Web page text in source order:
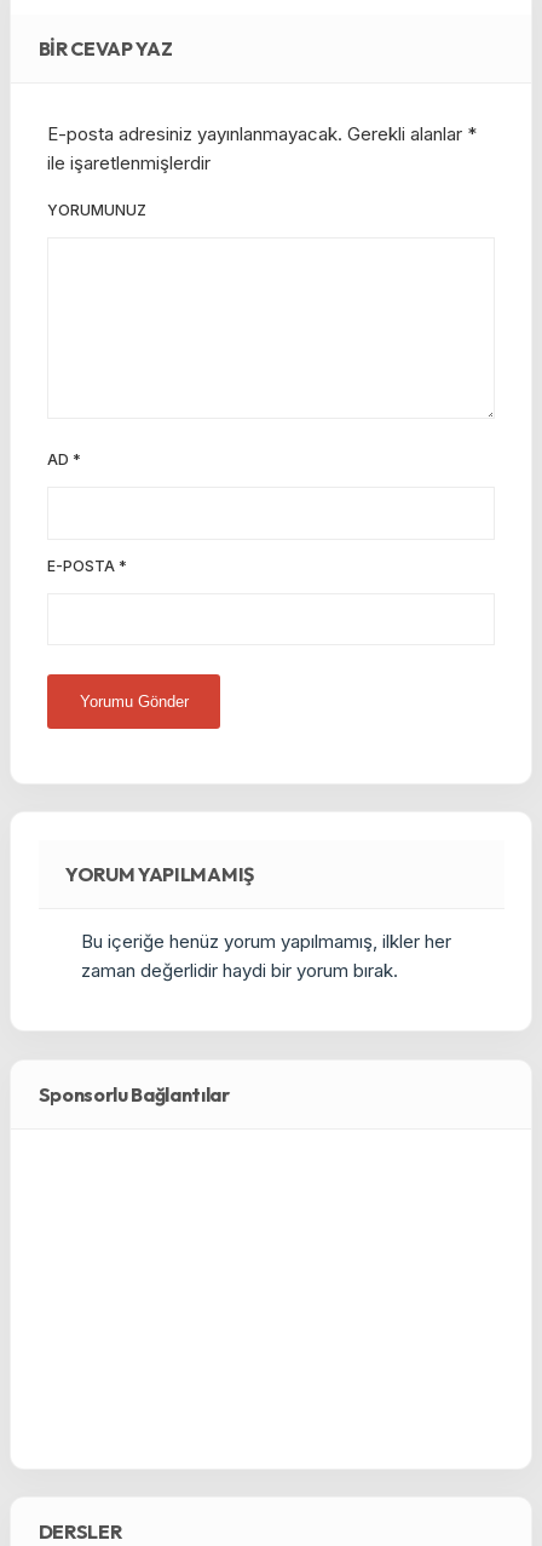
BIR CEVAP YAZ
E-posta adresiniz yayınlanmayacak. Gerekli alanlar *
ile işaretlenmişlerdir
YORUMUNUZ
AD *
E-POSTA *
YORUM YAPILMAMIŞ
Bu içeriğe henüz yorum yapılmamış, ilkler her
zaman değerlidir haydi bir yorum bırak.
Sponsorlu Bağlantılar
DERSLER